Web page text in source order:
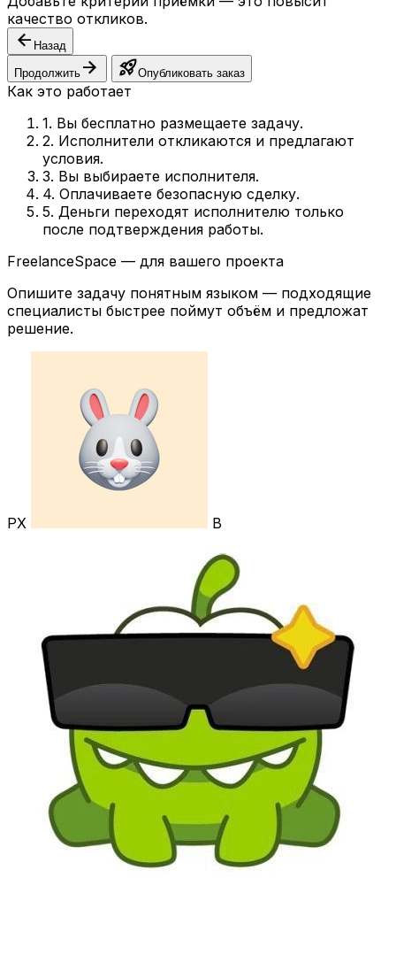
качество откликов.
arrow_back Назад
Продолжить arrow_forward rocket_launchОпубликовать заказ
Как это работает
1. Вы бесплатно размещаете задачу.
2. Исполнители откликаются и предлагают
условия.
3. Вы выбираете исполнителя.
4. Оплачиваете безопасную сделку.
5. Деньги переходят исполнителю только
после подтверждения работы.
FreelanceSpace — для вашего проекта
Опишите задачу понятным языком — подходящие
специалисты быстрее поймут объём и предложат
решение.
РХ В